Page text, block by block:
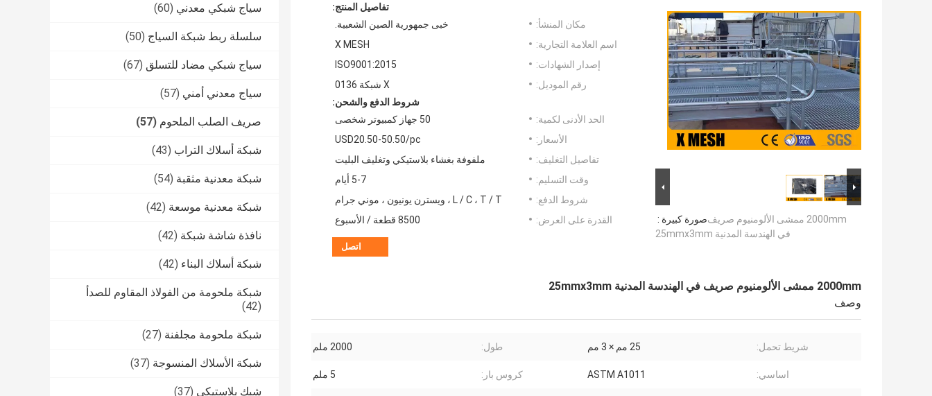
سياج شبكي معدني (60)
سلسلة ربط شبكة السياج (50)
سياج شبكي مضاد للتسلق (67)
سياج معدني أمني (57)
صريف الصلب الملحوم (57)
شبكة أسلاك التراب (43)
شبكة معدنية مثقبة (54)
شبكة معدنية موسعة (42)
نافذة شاشة شبكة (42)
شبكة أسلاك البناء (42)
شبكة ملحومة من الفولاذ المقاوم للصدأ
(42)
شبكة ملحومة مجلفنة (27)
شبكة الأسلاك المنسوجة (37)
شبك بلاستيكي (37)
صورة كبيرة :2000mm ممشى الألومنيوم صريف
في الهندسة المدنية 25mmx3mm
تفاصيل المنتج:
مكان المنشأ:
خبى جمهورية الصين الشعبية.
اسم العلامة التجارية:
X MESH
إصدار الشهادات:
ISO9001:2015
رقم الموديل:
X شبكة 0136
شروط الدفع والشحن:
الحد الأدنى لكمية:
50 جهاز كمبيوتر شخصى
الأسعار:
USD20.50-50.50/pc
تفاصيل التغليف:
ملفوفة بغشاء بلاستيكي وتغليف البليت
وقت التسليم:
5-7 أيام
شروط الدفع:
L / C ، T / T ، ويسترن يونيون ، موني جرام
القدرة على العرض:
8500 قطعة / الأسبوع
اتصل
2000mm ممشى الألومنيوم صريف في الهندسة المدنية 25mmx3mm
وصف
شريط تحمل: 25 مم × 3 مم طول: 2000 ملم
اساسي: ASTM A1011 كروس بار: 5 ملم